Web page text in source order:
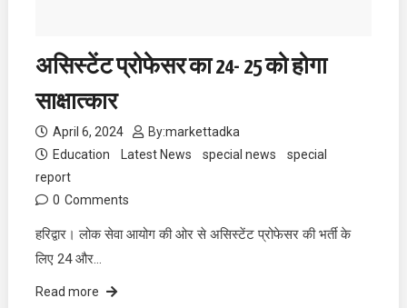
असिस्टेंट प्रोफेसर का 24- 25 को होगा
साक्षात्कार
April 6, 2024 By:markettadka
Education
Latest News special news
special
report
0 Comments
हरिद्वार। लोक सेवा आयोग की ओर से असिस्टेंट प्रोफेसर की भर्ती के
लिए 24 और…
Read more